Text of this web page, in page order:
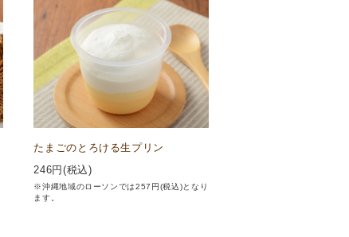
たまごのとろける生プリン
246円(税込)
※沖縄地域のローソンでは257円(税込)となり
ます。